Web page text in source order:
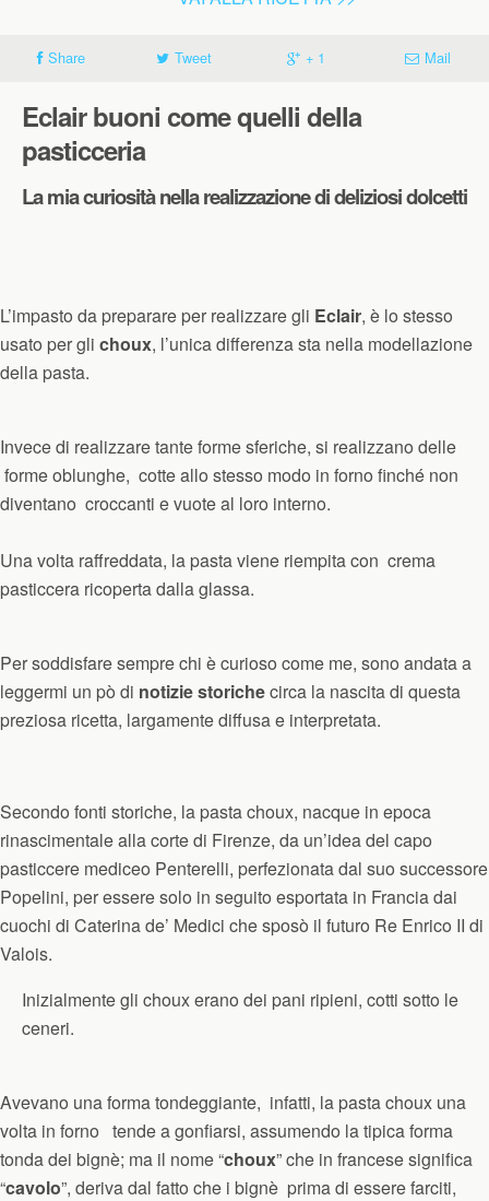
Share Tweet + 1 Mail
Eclair buoni come quelli della
pasticceria
La mia curiosità nella realizzazione di deliziosi dolcetti
L’impasto da preparare per realizzare gli Eclair, è lo stesso
usato per gli choux, l’unica differenza sta nella modellazione
della pasta.
Invece di realizzare tante forme sferiche, si realizzano delle
forme oblunghe, cotte allo stesso modo in forno finché non
diventano croccanti e vuote al loro interno.
Una volta raffreddata, la pasta viene riempita con crema
pasticcera ricoperta dalla glassa.
Per soddisfare sempre chi è curioso come me, sono andata a
leggermi un pò di notizie storichecirca la nascita di questa
preziosa ricetta, largamente diffusa e interpretata.
Secondo fonti storiche, la pasta choux, nacque in epoca
rinascimentale alla corte di Firenze, da un’idea del capo
pasticcere mediceo Penterelli, perfezionata dal suo successore
Popelini, per essere solo in seguito esportata in Francia dai
cuochi di Caterina de’ Medici che sposò il futuro Re Enrico II di
Valois.
Inizialmente gli choux erano dei pani ripieni, cotti sotto le
ceneri.
Avevano una forma tondeggiante, infatti, la pasta choux una
volta in forno tende a gonfiarsi, assumendo la tipica forma
tonda dei bignè; ma il nome “choux” che in francese significa
“cavolo”, deriva dal fatto che i bignè prima di essere farciti,